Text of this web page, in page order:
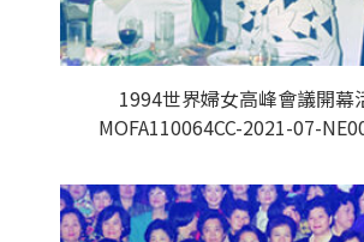
1994世界婦女高峰會議開幕
MOFA110064CC-2021-07-